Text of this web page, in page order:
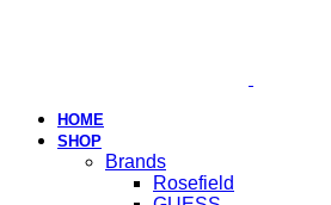
HOME
SHOP
Brands
Rosefield